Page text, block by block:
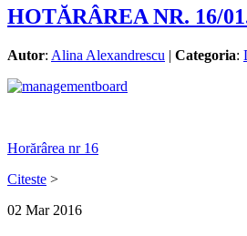
HOTĂRÂREA NR. 16/
Autor: Alina Alexandrescu | Categoria:
Horărârea nr 16
Citeste >
02 Mar 2016